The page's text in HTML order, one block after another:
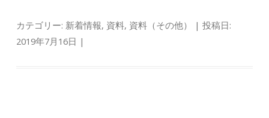
カテゴリー: 新着情報, 資料, 資料（その他）
| 投稿日:
2019年7月16日 |